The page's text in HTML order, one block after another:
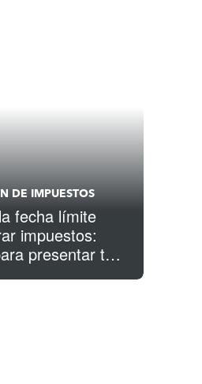
DE IMPUESTOS
fecha límite
impuestos:
presentar tus